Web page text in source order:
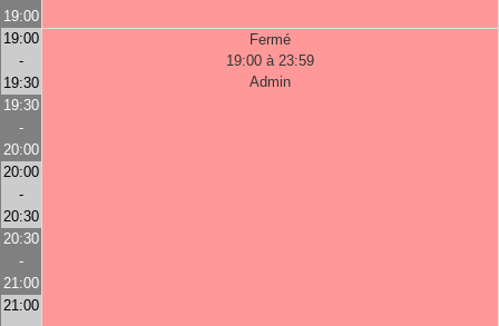
19:00
19:00
-
19:30
Fermé
19:00 à 23:59
Admin
19:30
-
20:00
20:00
-
20:30
20:30
-
21:00
21:00